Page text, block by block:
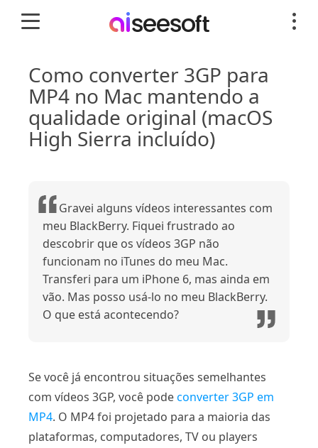
Como converter 3GP para
MP4 no Mac mantendo a
qualidade original (macOS
High Sierra incluído)
Gravei alguns vídeos interessantes com
meu BlackBerry. Fiquei frustrado ao
descobrir que os vídeos 3GP não
funcionam no iTunes do meu Mac.
Transferi para um iPhone 6, mas ainda em
vão. Mas posso usá-lo no meu BlackBerry.
O que está acontecendo?
Se você já encontrou situações semelhantes
com vídeos 3GP, você podeconverter 3GP em
MP4. O MP4 foi projetado para a maioria das
plataformas, computadores, TV ou players